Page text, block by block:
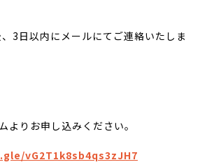
3日以内にメールにてご連絡いたしま
りお申し込みください。
vG2T1k8sb4qs3zJH7